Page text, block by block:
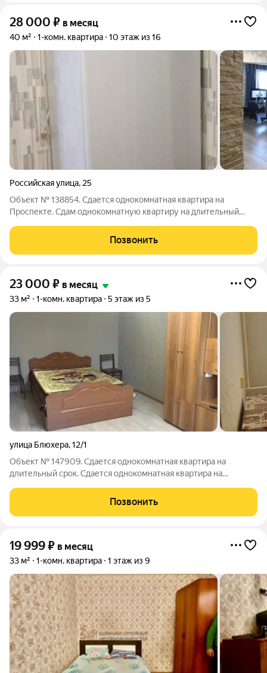
28 000 ₽ в месяц
40 м² 1-комн. квартира 10 этаж из 16
Российская улица, 25
Объект № 138854. Сдается однокомнатная квартира на
Проспекте. Сдам однокомнатную квартиру на длительный
квартиросъемщикам. Условия- без животных и не курить в
квартире. Квартира теплая,вся необходимая мебель и
Позвонить
23 000 ₽ в месяц
33 м² 1-комн. квартира 5 этаж из 5
улица Блюхера,12/1
Объект № 147909. Сдается однокомнатная квартира на
длительный срок. Сдается однокомнатная квартира на
Для пpoживания есть вcя мебель и тeхникa. Окна во двор.
Позвонить
19 999₽ в месяц
33 м² 1-комн. квартира 1 этаж из 9